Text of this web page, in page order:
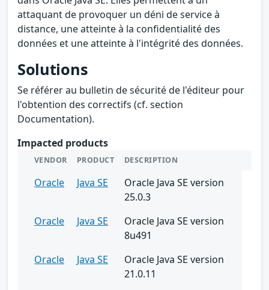
attaquant de provoquer un déni de service à
distance, une atteinte à la confidentialité des
données et une atteinte à l'intégrité des données.
Solutions
Se référer au bulletin de sécurité de l'éditeur pour
l'obtention des correctifs (cf. section
Documentation).
Impacted products
VENDOR PRODUCT DESCRIPTION
Oracle Java SE
Oracle Java SE version
25.0.3
Oracle
Java SE
Oracle Java SE version
8u491
Oracle
Java SE
Oracle Java SE version
21.0.11